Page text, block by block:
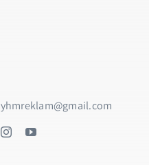
yhmreklam@gmail.com